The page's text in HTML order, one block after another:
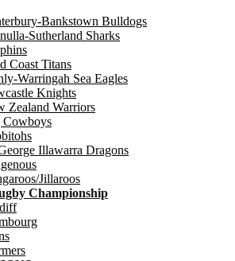
Bankstown Bulldogs
Sutherland Sharks
Coast Titans
Warringah Sea Eagles
Knights
Zealand Warriors
Illawarra Dragons
Jillaroos
Championship